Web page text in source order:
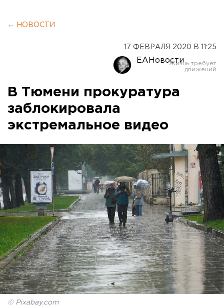
← НОВОСТИ
17 ФЕВРАЛЯ 2020 В 11:25
ЕАНовости
В Тюмени прокуратура
заблокировала
экстремальное видео
© Pixabay.com